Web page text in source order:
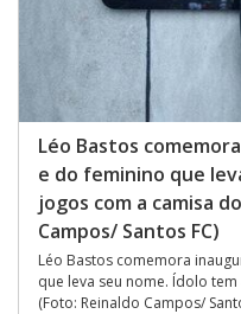
Léo Bastos
e do feminino que
jogos com a camisa
Campos/ Santos FC)
Léo Bastos comemora
que leva seu nome. Ídolo
(Foto: Reinaldo Campos/